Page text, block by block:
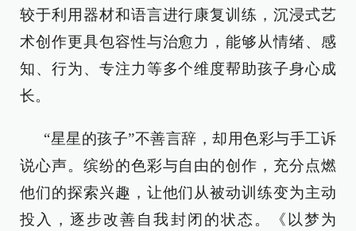
较于利用器材和语言进行康复训练，沉浸式艺
术创作更具包容性与治愈力，能够从情绪、感
知、行为、专注力等多个维度帮助孩子身心成
长。
“星星的孩子”不善言辞，却用色彩与手工诉
说心声。缤纷的色彩与自由的创作，充分点燃
他们的探索兴趣，让他们从被动训练变为主动
投入，逐步改善自我封闭的状态。《以梦为